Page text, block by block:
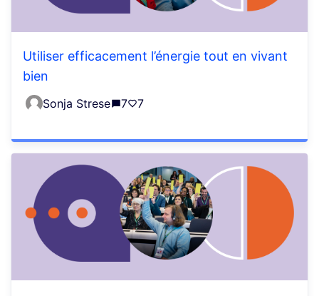
Utiliser efficacement l’énergie tout en vivant
bien
Sonja Strese 7 7